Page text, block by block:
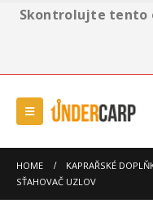
Skontrolujte tento
HOME KAPRAŘSKÉ
SŤAHOVAČ UZLOV